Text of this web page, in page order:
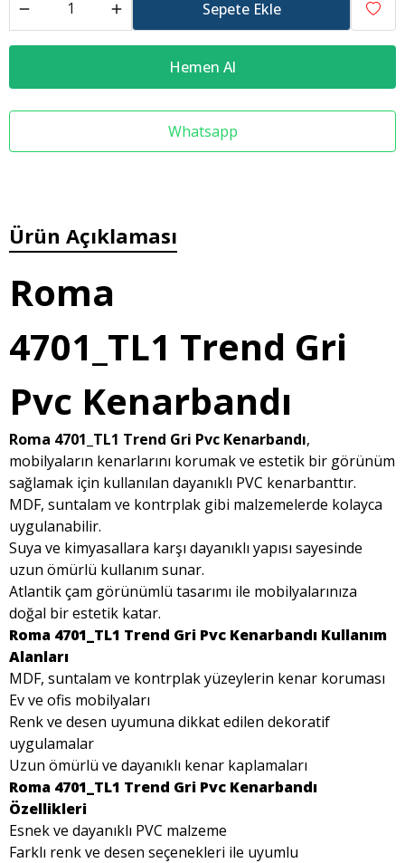
Sepete Ekle
Hemen Al
Whatsapp
Ürün Açıklaması
Roma
4701_TL1 Trend Gri
Pvc Kenarbandı
Roma 4701_TL1 Trend Gri Pvc Kenarbandı,
mobilyaların kenarlarını korumak ve estetik bir görünüm
sağlamak için kullanılan dayanıklı PVC kenarbanttır.
MDF, suntalam ve kontrplak gibi malzemelerde kolayca
uygulanabilir.
Suya ve kimyasallara karşı dayanıklı yapısı sayesinde
uzun ömürlü kullanım sunar.
Atlantik çam görünümlü tasarımı ile mobilyalarınıza
doğal bir estetik katar.
Roma 4701_TL1 Trend Gri Pvc Kenarbandı Kullanım
Alanları
MDF, suntalam ve kontrplak yüzeylerin kenar koruması
Ev ve ofis mobilyaları
Renk ve desen uyumuna dikkat edilen dekoratif
uygulamalar
Uzun ömürlü ve dayanıklı kenar kaplamaları
Roma 4701_TL1 Trend Gri Pvc Kenarbandı
Özellikleri
Esnek ve dayanıklı PVC malzeme
Farklı renk ve desen seçenekleri ile uyumlu